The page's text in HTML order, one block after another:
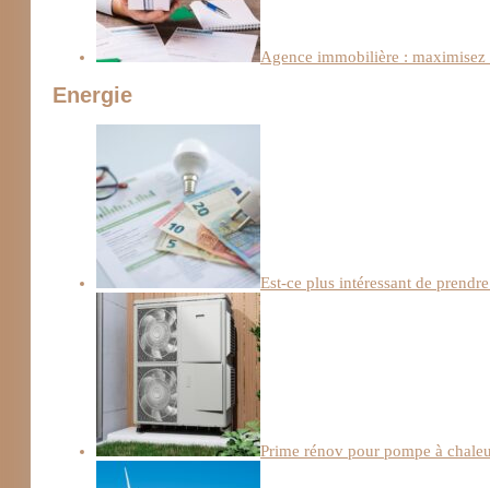
Agence immobilière :
Energie
Est-ce plus intéressant de
Prime rénov pour pompe à